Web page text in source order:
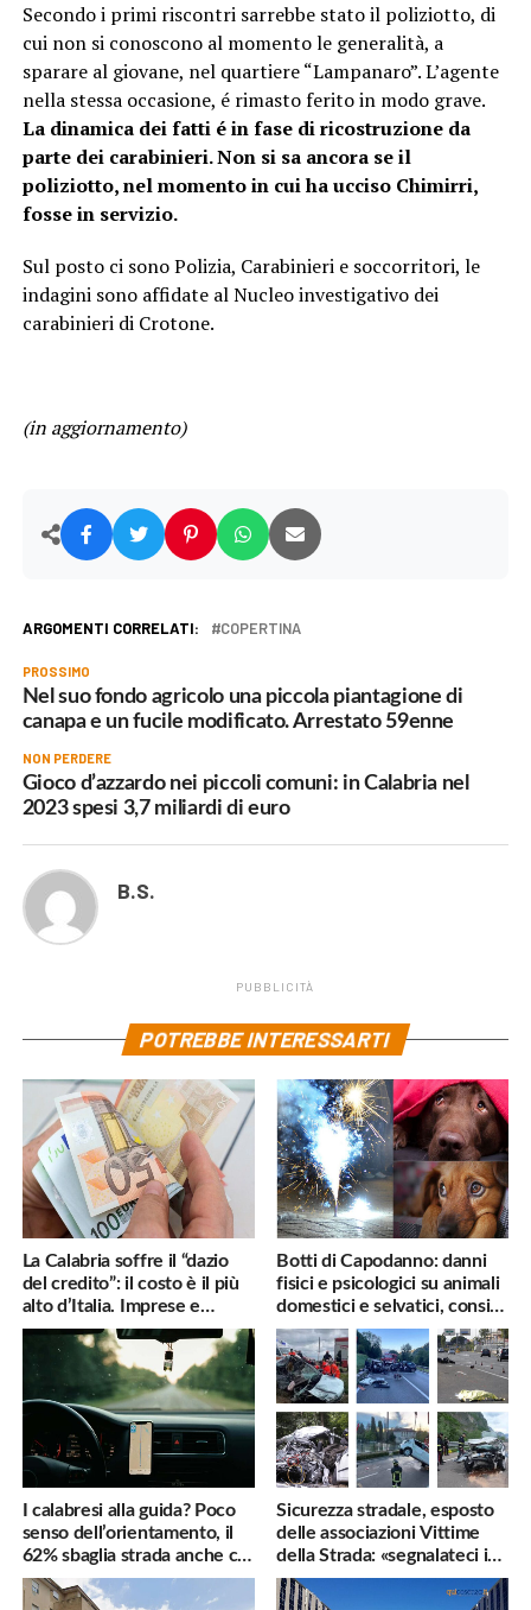
Secondo i primi riscontri sarrebbe stato il poliziotto, di
cui non si conoscono al momento le generalità, a
sparare al giovane, nel quartiere “Lampanaro”. L’agente
nella stessa occasione, é rimasto ferito in modo grave.
La dinamica dei fatti é in fase di ricostruzione da
parte dei carabinieri. Non si sa ancora se il
poliziotto, nel momento in cui ha ucciso Chimirri,
fosse in servizio.
Sul posto ci sono Polizia, Carabinieri e soccorritori, le
indagini sono affidate al Nucleo investigativo dei
carabinieri di Crotone.
(in aggiornamento)
ARGOMENTI CORRELATI: COPERTINA
PROSSIMO
Nel suo fondo agricolo una piccola piantagione di
canapa e un fucile modificato. Arrestato 59enne
NON PERDERE
Gioco d’azzardo nei piccoli comuni: in Calabria nel
2023 spesi 3,7 miliardi di euro
B.S.
PUBBLICITÀ
POTREBBE INTERESSARTI
La Calabria soffre il “dazio
del credito”: il costo è il più
alto d’Italia. Imprese e
famiglie penalizzate
Botti di Capodanno: danni
fisici e psicologici su animali
domestici e selvatici, consigli
utili
I calabresi alla guida? Poco
senso dell’orientamento, il
62% sbaglia strada anche col
navigatore
Sicurezza stradale, esposto
delle associazioni Vittime
della Strada: «segnalateci i
pericoli, interverremo
subito»